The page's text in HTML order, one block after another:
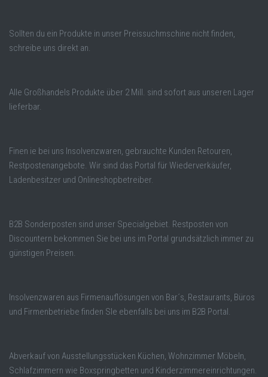
Sollten du ein Produkte in unser Preissuchmschine nicht finden,
schreibe uns direkt an.
Alle Großhandels Produkte über 2 Mill. sind sofort aus unseren Lager
lieferbar.
Finen ie bei uns Insolvenzwaren, gebrauchte Kunden Retouren,
Restpostenangebote. Wir sind das Portal für Wiederverkäufer,
Ladenbesitzer und Onlineshopbetreiber.
B2B Sonderposten sind unser Specialgebiet. Restposten von
Discountern bekommen Sie bei uns im Portal grundsätzlich immer zu
günstigen Preisen.
Insolvenzwaren aus Firmenauflösungen von Bar´s, Restaurants, Büros
und Firmenbetriebe finden SIe ebenfalls bei uns im B2B Portal.
Abverkauf von Ausstellungsstücken Küchen, Wohnzimmer Möbeln,
Schlafzimmern wie Boxspringbetten und Kinderzimmereinrichtungen.